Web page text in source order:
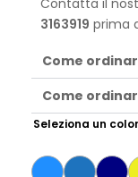
Contatta il
3163919 prima
Come
Come
Seleziona un